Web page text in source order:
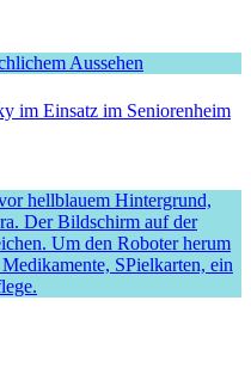
im Einsatz im Seniorenheim